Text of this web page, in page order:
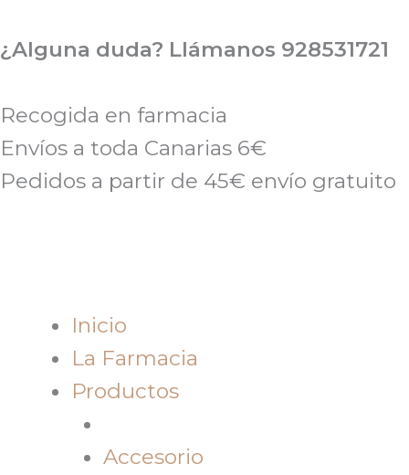
al
¿Alguna duda? Llámanos 928531721
Recogida en farmacia
Envíos a toda Canarias 6€
Pedidos a partir de 45€ envío gratuito
Inicio
La Farmacia
Productos
Accesorio